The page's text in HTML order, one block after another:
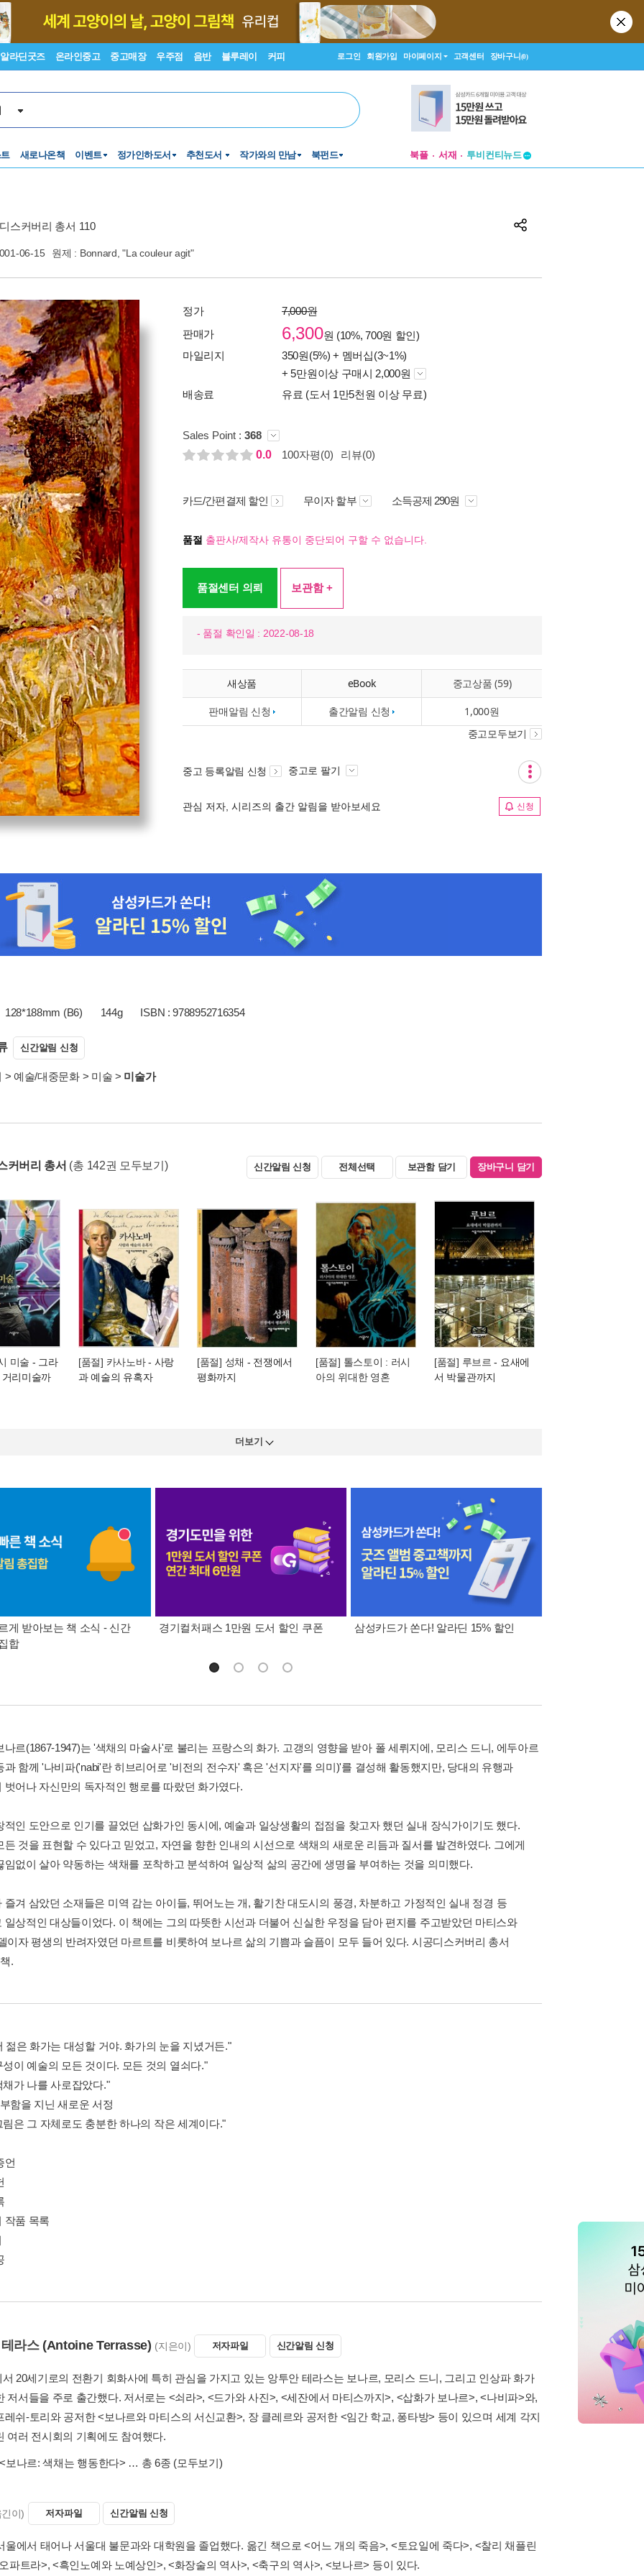
알라딘굿즈 온라인중고 중고매장 우주점 음반 블루레이 커피 로그인 회원가입 마이페이지 고객센터 장바구니(0)
새로나온책 이벤트 정가인하도서 추천도서 작가와의 만남 북펀드 북플 서재
투비컨티뉴드
스커버리 총서 110
06-15 원제 : Bonnard, "La couleur agit"
정가
7,000원
판매가
6,300원 (10%, 700원 할인)
마일리지
350원(5%) + 멤버십(3~1%)
+ 5만원이상 구매시 2,000원
배송료
유료 (도서 1만5천원 이상 무료)
Sales Point : 368
0.0
100자평(0) 리뷰(0)
카드/간편결제 할인 무이자 할부 소득공제 290원
품절 출판사/제작사 유통이 중단되어 구할 수 없습니다.
품절센터 의뢰 보관함 +
- 품절 확인일 : 2022-08-18
새상품 eBook 중고상품 (59)
판매알림 신청 출간알림 신청 1,000원
중고모두보기
중고 등록알림 신청 중고로 팔기
관심 저자, 시리즈의 출간 알림을 받아보세요 신청
128*188mm (B6) 144g ISBN : 9788952716354
신간알림 신청
> 예술/대중문화> 미술 > 미술가
커버리 총서 (총 142권 모두보기) 신간알림 신청 전체선택 보관함 담기 장바구니 담기
미술 - 그라
리미술까
[품절] 카사노바- 사랑
과 예술의 유혹자
[품절] 성채 - 전쟁에서
평화까지
[품절] 톨스토이 : 러시
아의 위대한 영혼
[품절] 루브르 - 요새에
서 박물관까지
더보기
게 받아보는 책 소식 - 신간
합
경기컬처패스 1만원 도서 할인 쿠폰 삼성카드가 쏜다! 알라딘 15% 할인
나르(1867-1947)는 '색채의 마술사'로 불리는 프랑스의 화가. 고갱의 영향을 받아 폴 세뤼지에, 모리스 드니, 에두아르
과 함께 '나비파('nabi'란 히브리어로 '비전의 전수자' 혹은 '선지자'를 의미)'를 결성해 활동했지만, 당대의 유행과
벗어나 자신만의 독자적인 행로를 따랐던 화가였다.
적인 도안으로 인기를 끌었던 삽화가인 동시에, 예술과 일상생활의 접점을 찾고자 했던 실내 장식가이기도 했다.
든 것을 표현할 수 있다고 믿었고, 자연을 향한 인내의 시선으로 색채의 새로운 리듬과 질서를 발견하였다. 그에게
임없이 살아 약동하는 색채를 포착하고 분석하여 일상적 삶의 공간에 생명을 부여하는 것을 의미했다.
즐겨 삼았던 소재들은 미역 감는 아이들, 뛰어노는 개, 활기찬 대도시의 풍경, 차분하고 가정적인 실내 정경 등
일상적인 대상들이었다. 이 책에는 그의 따뜻한 시선과 더불어 신실한 우정을 담아 편지를 주고받았던 마티스와
이자 평생의 반려자였던 마르트를 비롯하여 보나르 삶의 기쁨과 슬픔이 모두 들어 있다. 시공디스커버리 총서
.
젊은 화가는 대성할 거야. 화가의 눈을 지녔거든."
성이 예술의 모든 것이다. 모든 것의 열쇠다."
채가 나를 사로잡았다."
함을 지닌 새로운 서정
림은 그 자체로도 충분한 하나의 작은 세계이다."
언
작품 목록
라스(Antoine Terrasse) (지은이) 저자파일 신간알림 신청
20세기로의 전환기 회화사에 특히 관심을 가지고 있는 앙투안 테라스는 보나르, 모리스 드니, 그리고 인상파 화가
저서들을 주로 출간했다. 저서로는 <쇠라>, <드가와 사진>, <세잔에서 마티스까지>, <삽화가 보나르>, <나비파>와,
레쉬-토리와 공저한 <보나르와 마티스의 서신교환>, 장 클레르와 공저한 <임간 학교, 퐁타방> 등이 있으며 세계 각지
여러 전시회의 기획에도 참여했다.
<보나르: 색채는 행동한다> … 총 6종 (모두보기)
이) 저자파일 신간알림 신청
울에서 태어나 서울대 불문과와 대학원을 졸업했다. 옮긴 책으로 <어느 개의 죽음>, <토요일에 죽다>, <찰리 채플린
파트라>, <흑인노예와 노예상인>, <화장술의 역사>, <축구의 역사>, <보나르> 등이 있다.